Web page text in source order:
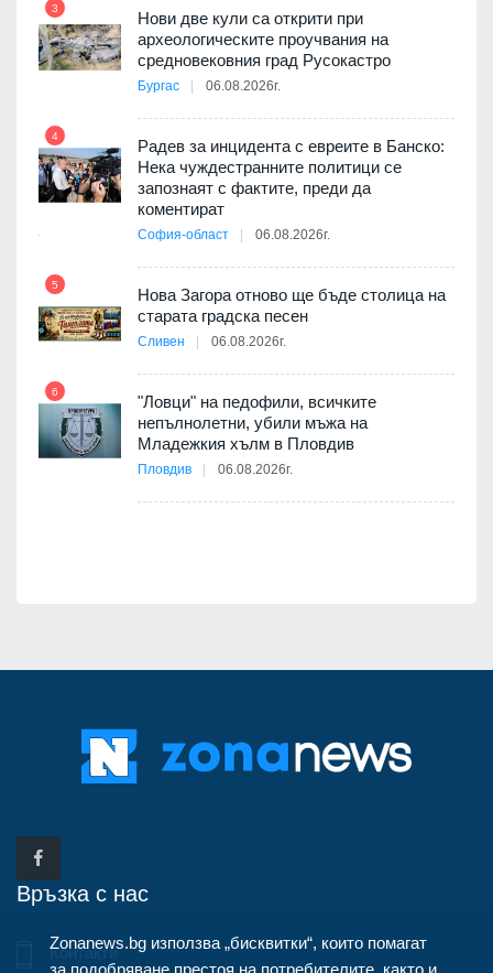
3
Нови две кули са открити при
археологическите проучвания на
средновековния град Русокастро
Бургас 06.08.2026г.
4
Радев за инцидента с евреите в Банско:
Нека чуждестранните политици се
запознаят с фактите, преди да
коментират
София-област 06.08.2026г.
5
Нова Загора отново ще бъде столица на
старата градска песен
Сливен 06.08.2026г.
6
"Ловци" на педофили, всичките
непълнолетни, убили мъжа на
Младежкия хълм в Пловдив
Пловдив 06.08.2026г.
Връзка с нас
Контакти
Zonanews.bg използва „бисквитки“, които помагат
за подобряване престоя на потребителите, както и